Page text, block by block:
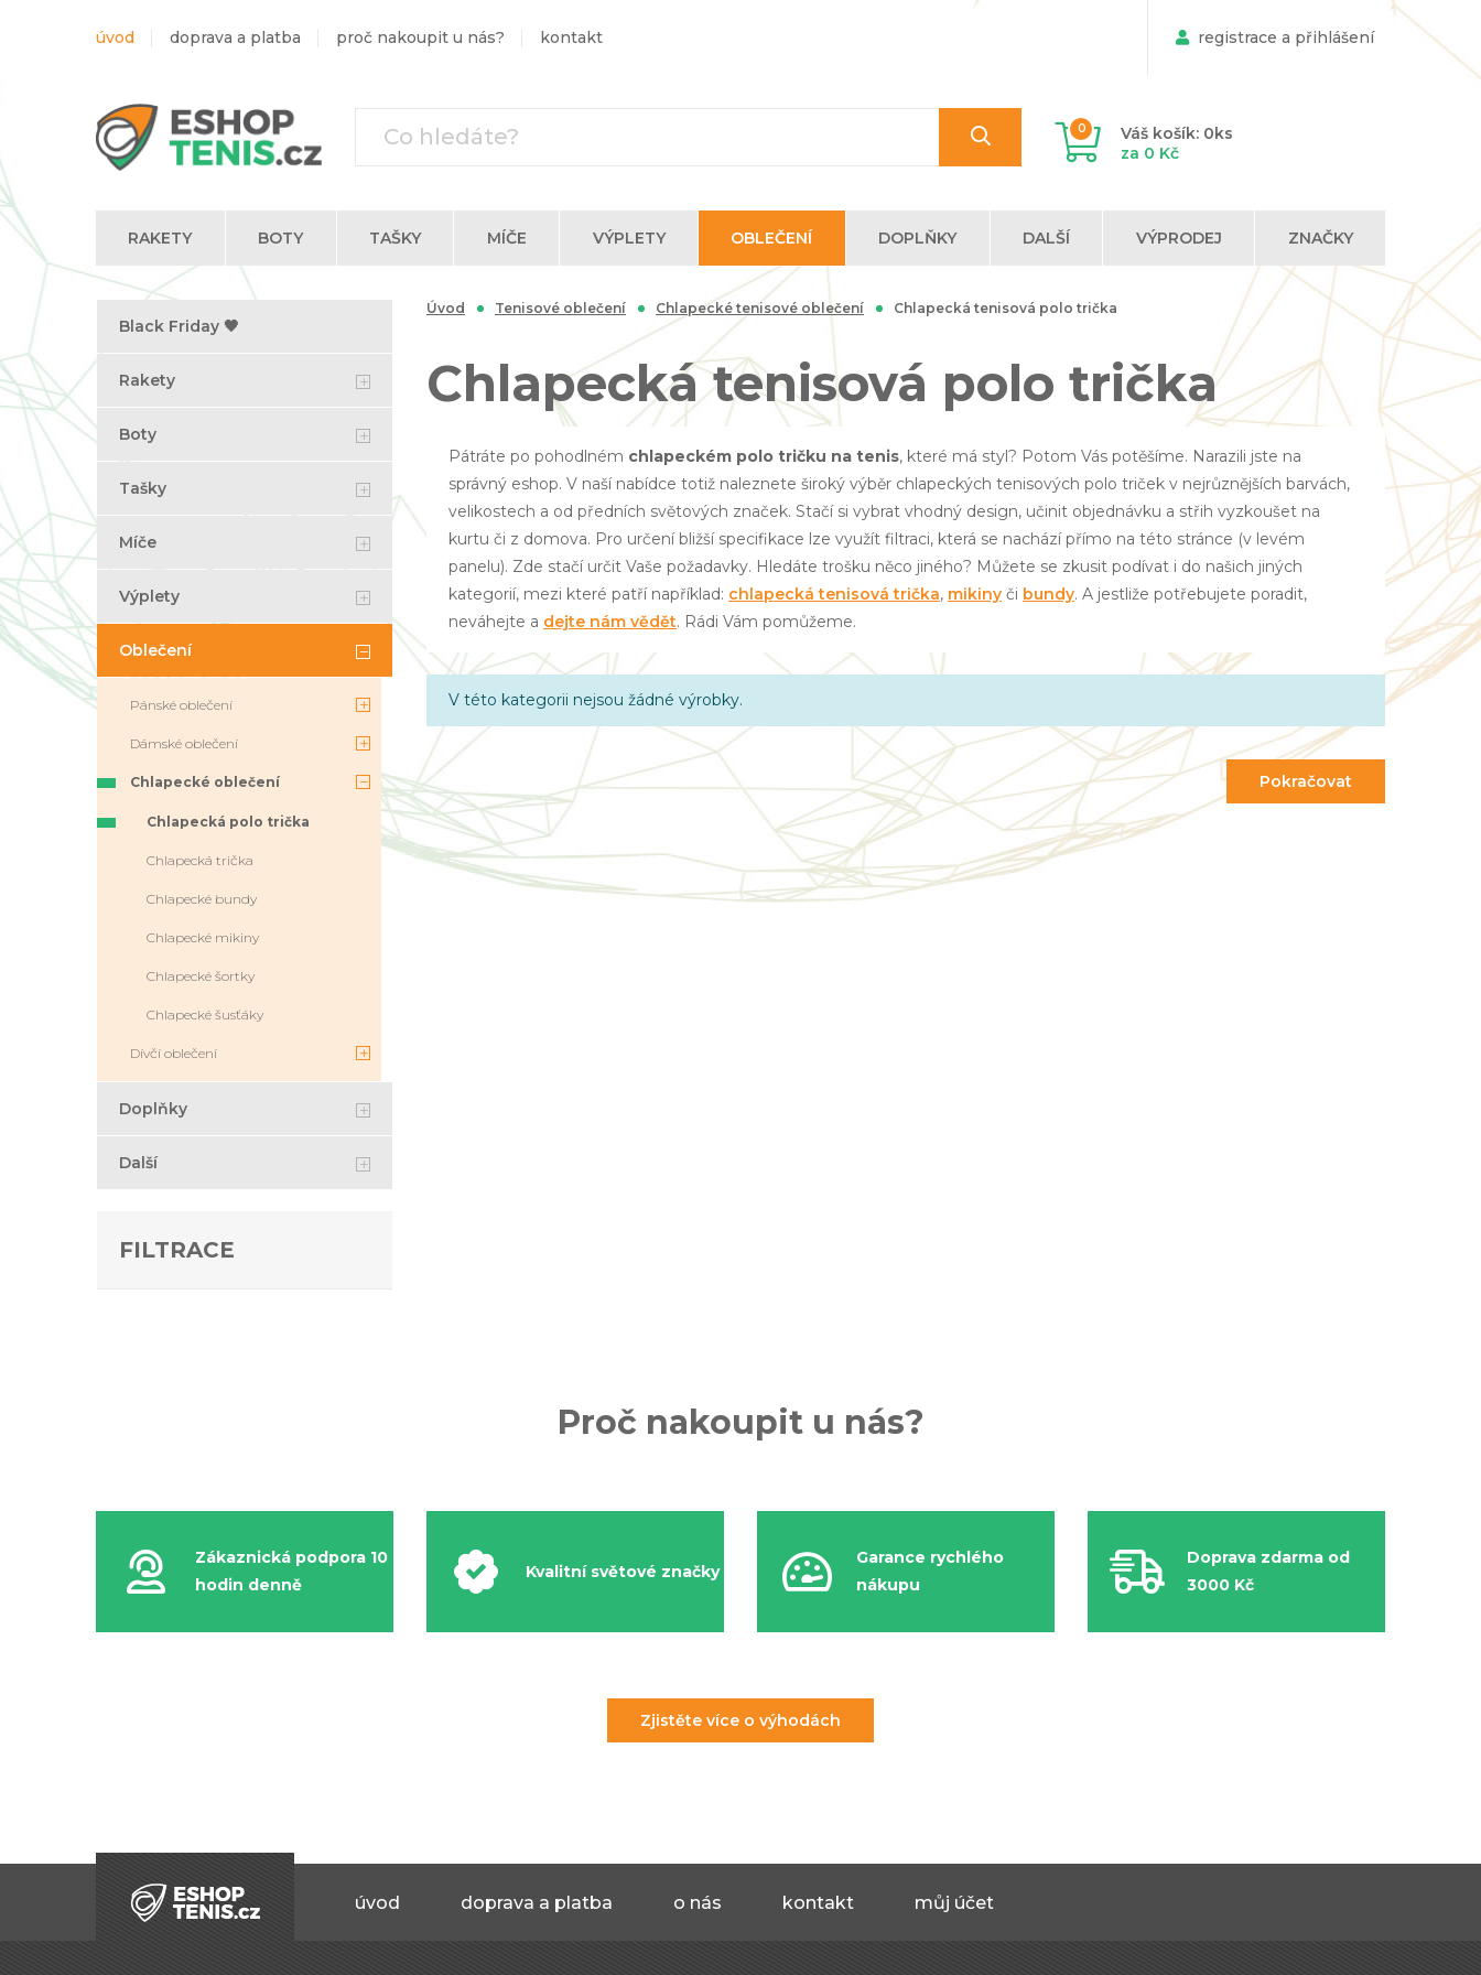
0
Váš košík: 0ks
za 0 Kč
úvod doprava a platba proč nakoupit u nás? kontakt registrace a přihlášení
RAKETY BOTY TAŠKY MÍČE VÝPLETY OBLEČENÍ DOPLŇKY DALŠÍ VÝPRODEJ ZNAČKY
Black Friday 🖤
Rakety
Boty
Tašky
Míče
Výplety
Oblečení
Pánské oblečení
Dámské oblečení
Chlapecké oblečení
Chlapecká polo trička
Chlapecká trička
Chlapecké bundy
Chlapecké mikiny
Chlapecké šortky
Chlapecké šusťáky
Dívčí oblečení
Doplňky
Další
FILTRACE
Úvod Tenisové oblečení Chlapecké tenisové oblečení Chlapecká tenisová polo trička
Chlapecká tenisová polo trička
Pátráte po pohodlném chlapeckém polo tričku na tenis, které má styl? Potom Vás potěšíme. Narazili jste na
správný eshop. V naší nabídce totiž naleznete široký výběr chlapeckých tenisových polo triček v nejrůznějších barvách,
velikostech a od předních světových značek. Stačí si vybrat vhodný design, učinit objednávku a střih vyzkoušet na
kurtu či z domova. Pro určení bližší specifikace lze využít filtraci, která se nachází přímo na této stránce (v levém
panelu). Zde stačí určit Vaše požadavky. Hledáte trošku něco jiného? Můžete se zkusit podívat i do našich jiných
kategorií, mezi které patří například: chlapecká tenisová trička, mikiny či bundy. A jestliže potřebujete poradit,
neváhejte a dejte nám vědět. Rádi Vám pomůžeme.
V této kategorii nejsou žádné výrobky.
Pokračovat
Proč nakoupit u nás?
Zákaznická podpora 10
hodin denně
Kvalitní světové značky
Garance rychlého
nákupu
Doprava zdarma od
3000 Kč
Zjistěte více o výhodách
úvod doprava a platba o nás kontakt můj účet